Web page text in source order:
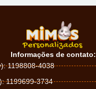
Informações de contato:
1198808-4038
1199699-3734